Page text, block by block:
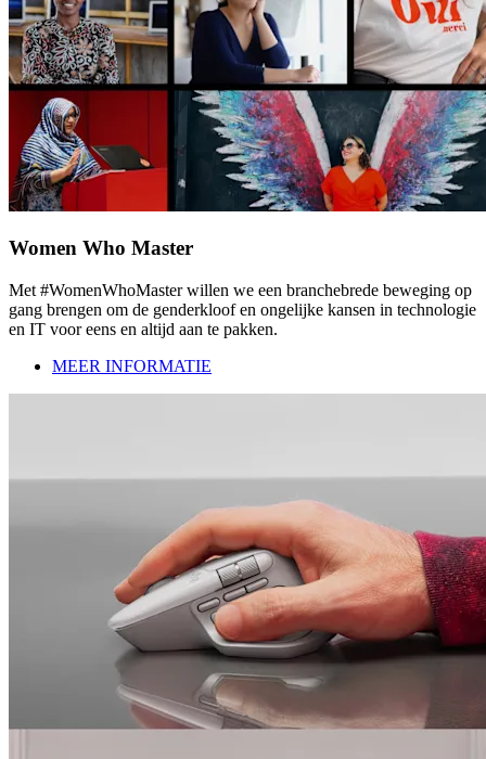
Women Who Master
Met #WomenWhoMaster willen we een branchebrede beweging op
gang brengen om de genderkloof en ongelijke kansen in technologie
en IT voor eens en altijd aan te pakken.
MEER INFORMATIE